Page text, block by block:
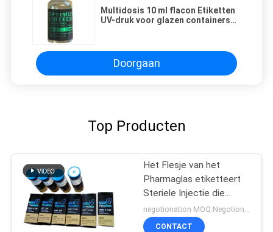
Multidosis 10 ml flacon Etiketten
UV-druk voor glazen containers
Doorgaan
Top Producten
Het Flesje van het
Pharmaglas etiketteert
Steriele Injectie die
Farmaceutische
Verpakking drukt
negotionation MOQ:Negotionation
CONTACT